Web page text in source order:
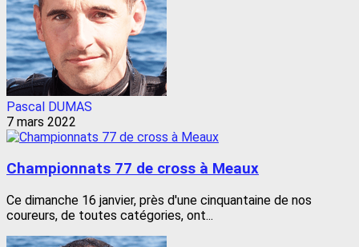
Pascal DUMAS
7 mars 2022
Championnats 77 de cross à Meaux
Ce dimanche 16 janvier, près d'une cinquantaine de nos
coureurs, de toutes catégories, ont...